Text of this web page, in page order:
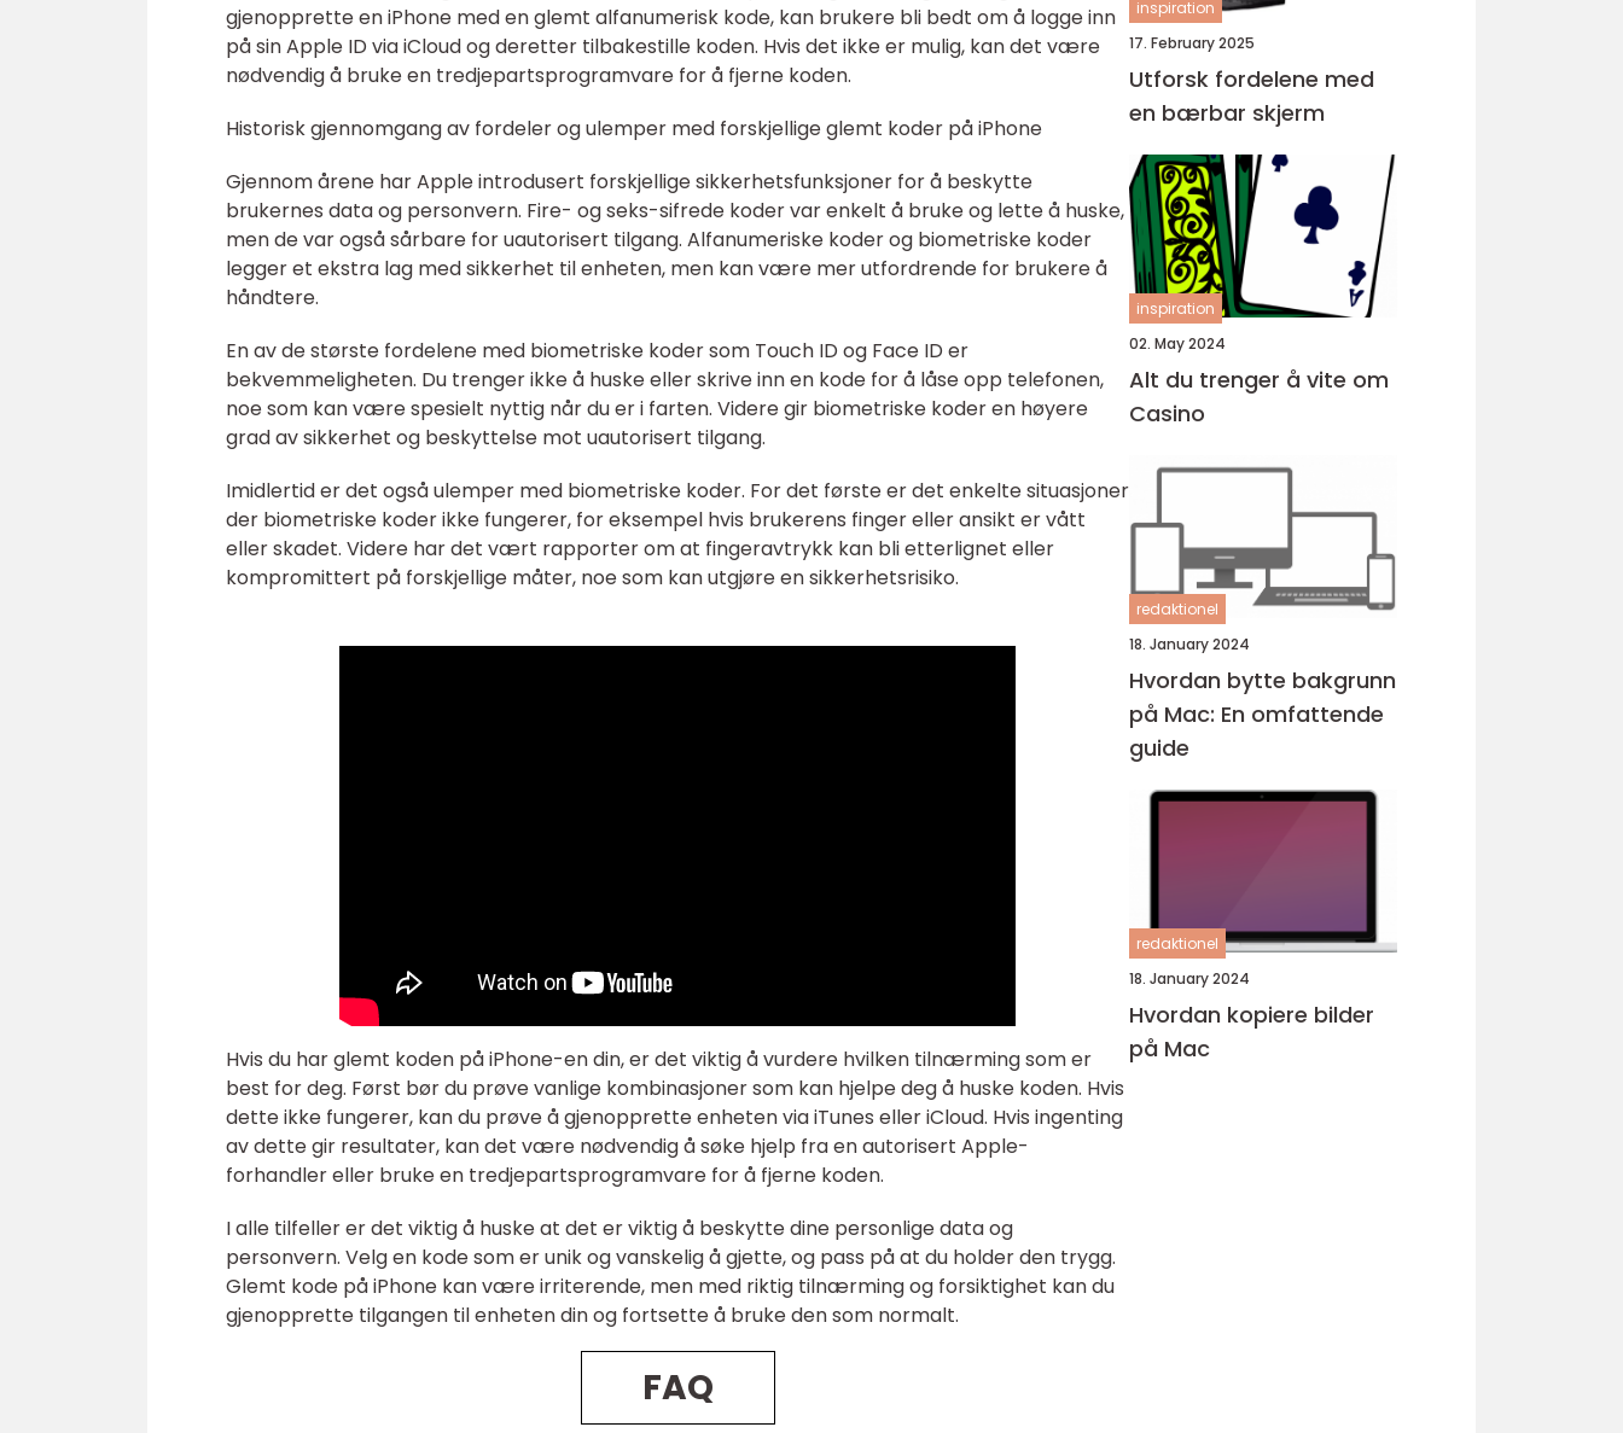
gjenopprette en iPhone med en glemt alfanumerisk kode, kan brukere bli bedt om å logge inn
på sin Apple ID via iCloud og deretter tilbakestille koden. Hvis det ikke er mulig, kan det være
nødvendig å bruke en tredjepartsprogramvare for å fjerne koden.
Historisk gjennomgang av fordeler og ulemper med forskjellige glemt koder på iPhone
Gjennom årene har Apple introdusert forskjellige sikkerhetsfunksjoner for å beskytte
brukernes data og personvern. Fire- og seks-sifrede koder var enkelt å bruke og lette å huske,
men de var også sårbare for uautorisert tilgang. Alfanumeriske koder og biometriske koder
legger et ekstra lag med sikkerhet til enheten, men kan være mer utfordrende for brukere å
håndtere.
En av de største fordelene med biometriske koder som Touch ID og Face ID er
bekvemmeligheten. Du trenger ikke å huske eller skrive inn en kode for å låse opp telefonen,
noe som kan være spesielt nyttig når du er i farten. Videre gir biometriske koder en høyere
grad av sikkerhet og beskyttelse mot uautorisert tilgang.
Imidlertid er det også ulemper med biometriske koder. For det første er det enkelte situasjoner
der biometriske koder ikke fungerer, for eksempel hvis brukerens finger eller ansikt er vått
eller skadet. Videre har det vært rapporter om at fingeravtrykk kan bli etterlignet eller
kompromittert på forskjellige måter, noe som kan utgjøre en sikkerhetsrisiko.
Hvis du har glemt koden på iPhone-en din, er det viktig å vurdere hvilken tilnærming som er
best for deg. Først bør du prøve vanlige kombinasjoner som kan hjelpe deg å huske koden. Hvis
dette ikke fungerer, kan du prøve å gjenopprette enheten via iTunes eller iCloud. Hvis ingenting
av dette gir resultater, kan det være nødvendig å søke hjelp fra en autorisert Apple-
forhandler eller bruke en tredjepartsprogramvare for å fjerne koden.
I alle tilfeller er det viktig å huske at det er viktig å beskytte dine personlige data og
personvern. Velg en kode som er unik og vanskelig å gjette, og pass på at du holder den trygg.
Glemt kode på iPhone kan være irriterende, men med riktig tilnærming og forsiktighet kan du
gjenopprette tilgangen til enheten din og fortsette å bruke den som normalt.
FAQ
inspiration
17. February 2025
Utforsk fordelene med
en bærbar skjerm
inspiration
02. May 2024
Alt du trenger å vite om
Casino
redaktionel
18. January 2024
Hvordan bytte bakgrunn
på Mac: En omfattende
guide
redaktionel
18. January 2024
Hvordan kopiere bilder
på Mac